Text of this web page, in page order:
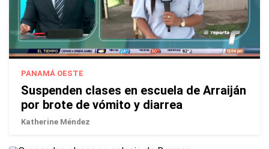
PANAMÁ OESTE
Suspenden clases en escuela de Arraiján
por brote de vómito y diarrea
Katherine Méndez